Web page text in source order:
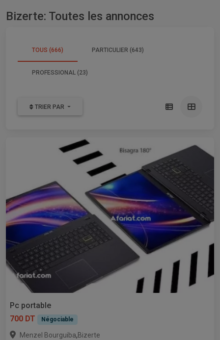
Bizerte: Toutes les annonces
TOUS (666) PARTICULIER (643)
PROFESSIONAL (23)
TRIER PAR
Pc portable
700 DT
Négociable
Menzel Bourguiba,Bizerte